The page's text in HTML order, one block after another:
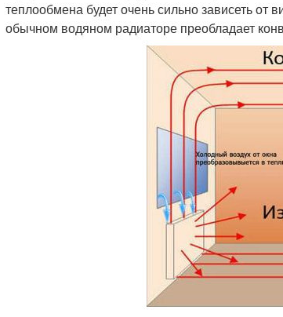
теплообмена будет очень сильно зависеть от
обычном водяном радиаторе преобладает